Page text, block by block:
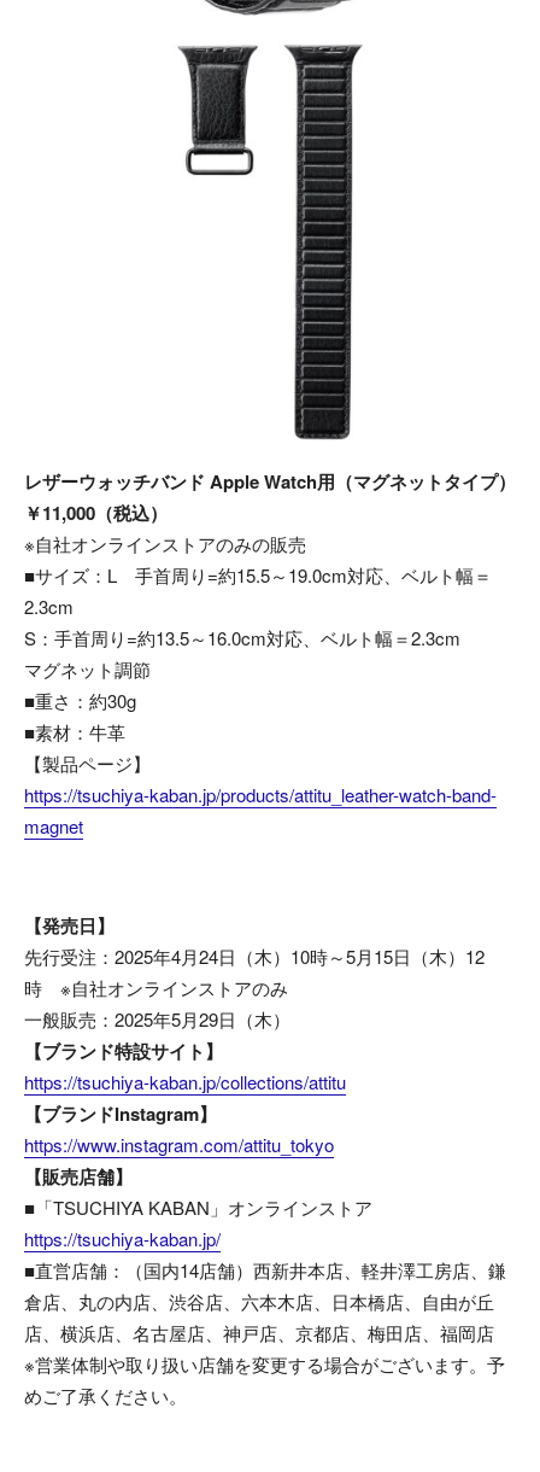
レザーウォッチバンド Apple Watch用（マグネットタイプ）
￥11,000（税込）
※自社オンラインストアのみの販売
■サイズ：L 手首周り=約15.5～19.0cm対応、ベルト幅＝
2.3cm
S：手首周り=約13.5～16.0cm対応、ベルト幅＝2.3cm
マグネット調節
■重さ：約30g
■素材：牛革
【製品ページ】
https://tsuchiya-kaban.jp/products/attitu_leather-watch-band-
magnet
【発売日】
先行受注：2025年4月24日（木）10時～5月15日（木）12
時 ※自社オンラインストアのみ
一般販売：2025年5月29日（木）
【ブランド特設サイト】
https://tsuchiya-kaban.jp/collections/attitu
【ブランドInstagram】
https://www.instagram.com/attitu_tokyo
【販売店舗】
■「TSUCHIYA KABAN」オンラインストア
https://tsuchiya-kaban.jp/
■直営店舗：（国内14店舗）西新井本店、軽井澤工房店、鎌
倉店、丸の内店、渋谷店、六本木店、日本橋店、自由が丘
店、横浜店、名古屋店、神戸店、京都店、梅田店、福岡店
※営業体制や取り扱い店舗を変更する場合がございます。予
めご了承ください。